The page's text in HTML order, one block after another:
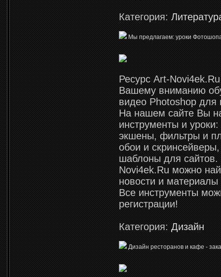
Категория:
Мы предлагаем: уроки
Ресурс Art-
Вашему вниманию
видео Photoshop
На нашем сайте Вы
инструменты и уроки:
экшены, фильтры и
обои и
шаблоны для сайтов.
Novi4ek.Ru можно
новости и
Все инструменты
регистрации!
Категория:Дизайн
Дизайн ресторанов и кафе -